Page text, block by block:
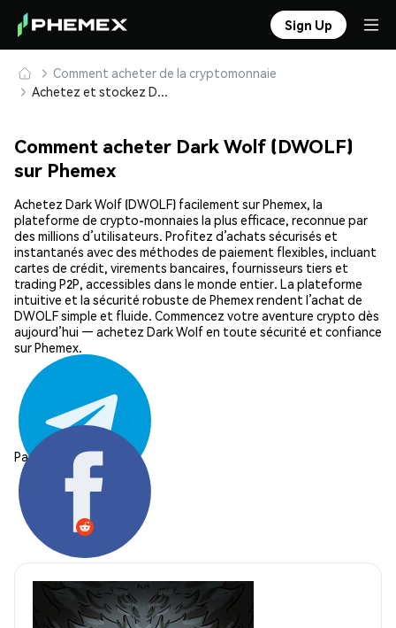
Sign Up
Comment acheter de la cryptomonnaie
Achetez et stockez Dark Wolf (DWOLF) en toute sécurité
Comment acheter Dark Wolf (DWOLF)
sur Phemex
Achetez Dark Wolf (DWOLF) facilement sur Phemex, la
plateforme de crypto-monnaies la plus efficace, reconnue par
des millions d’utilisateurs. Profitez d’achats sécurisés et
instantanés avec des méthodes de paiement flexibles, incluant
cartes de crédit, virements bancaires, fournisseurs tiers et
trading P2P, accessibles dans le monde entier. La plateforme
intuitive et la sécurité robuste de Phemex rendent l’achat de
DWOLF simple et fluide. Commencez votre aventure crypto dès
aujourd’hui — achetez Dark Wolf en toute sécurité et confiance
sur Phemex.
Partager: